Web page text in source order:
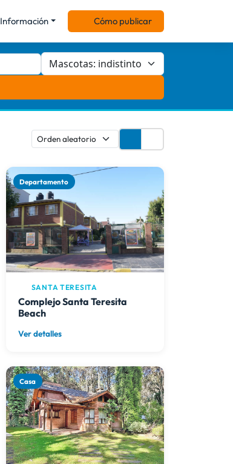
Información Cómo publicar
Departamento
SANTA TERESITA
Complejo Santa Teresita
Beach
Ver detalles
Casa